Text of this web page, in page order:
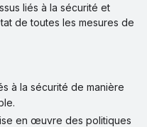
liés à la sécurité et
de toutes les mesures de
à la sécurité de manière
en œuvre des politiques